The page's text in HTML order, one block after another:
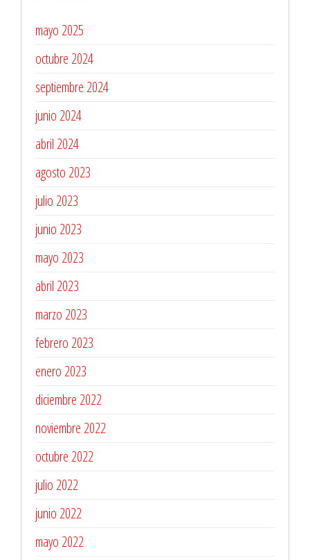
mayo 2025
octubre 2024
septiembre 2024
junio 2024
abril 2024
agosto 2023
julio 2023
junio 2023
mayo 2023
abril 2023
marzo 2023
febrero 2023
enero 2023
diciembre 2022
noviembre 2022
octubre 2022
julio 2022
junio 2022
mayo 2022